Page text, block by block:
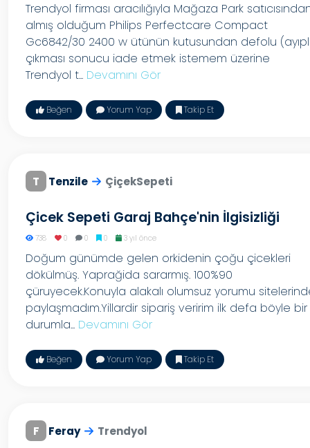
Trendyol firması aracılığıyla Mağaza Park
almış olduğum Philips Perfectcare Compact
Gc6842/30 2400 w ütünün kutusundan defolu
çıkması sonucu iade etmek istemem üzerine
Trendyol t... Devamını Gör
Beğen Yorum Yap Takip Et
T Tenzile ÇiçekSepeti
Çicek Sepeti Garaj Bahçe'nin İlgisizliği
738 0 0 0 3 yıl önce
Doğum günümde gelen orkidenin çoğu çicekleri
dökülmüş. Yaprağida sararmış. 100%90
çüruyecek.Konuyla alakalı olumsuz yorumu
paylaşmadım.Yillardir sipariş veririm ilk defa böyle bir
durumla... Devamını Gör
Beğen Yorum Yap Takip Et
F Feray Trendyol